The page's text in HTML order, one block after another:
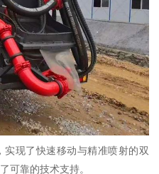
现了快速移动与精准喷射的双
可靠的技术支持。